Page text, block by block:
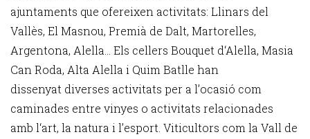
ajuntaments que ofereixen activitats: Llinars del
Vallès, El Masnou, Premià de Dalt, Martorelles,
Argentona, Alella... Els cellers Bouquet d‘Alella, Masia
Can Roda, Alta Alella i Quim Batlle han
dissenyat diverses activitats per a l’ocasió com
caminades entre vinyes o activitats relacionades
amb l‘art, la natura i l’esport. Viticultors com la Vall de